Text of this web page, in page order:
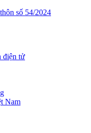
số 54/2024
điện tử
Nam